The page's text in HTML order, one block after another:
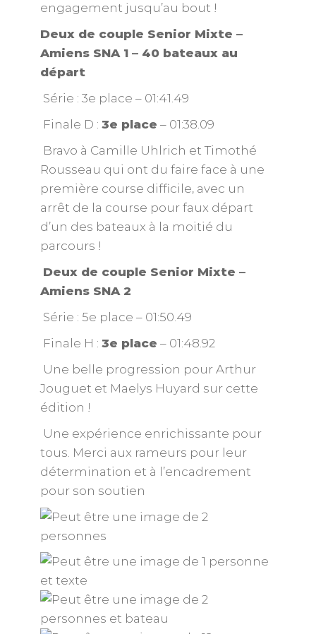
engagement jusqu’au bout !
Deux de couple Senior Mixte –
Amiens SNA 1 – 40 bateaux au
départ
Série : 3e place – 01:41.49
Finale D : 3e place – 01:38.09
Bravo à Camille Uhlrich et Timothé
Rousseau qui ont du faire face à une
première course difficile, avec un
arrêt de la course pour faux départ
d’un des bateaux à la moitié du
parcours !
Deux de couple Senior Mixte –
Amiens SNA 2
Série : 5e place – 01:50.49
Finale H : 3e place – 01:48.92
Une belle progression pour Arthur
Jouguet et Maelys Huyard sur cette
édition !
Une expérience enrichissante pour
tous. Merci aux rameurs pour leur
détermination et à l’encadrement
pour son soutien